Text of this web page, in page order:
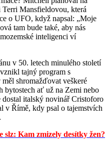
Mansfieldovou, která
o UFO, když napsal: „Moje
tam bude také, aby nás
inteligenci ví
v 50. letech minulého století
tajný program s
shromažďovat veškeré
bytostech ať už na Zemi nebo
italský novinář Cristoforo
v Římě, kdy psal o tajemstvích
Kam zmizely desítky žen?